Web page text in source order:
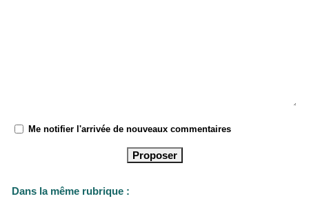
Me notifier l'arrivée de nouveaux commentaires
Dans la même rubrique :